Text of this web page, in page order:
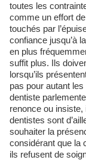
toutes les
comme un effort
touchés par
confiance jusqu’à
en plus
suffit plus. Ils
lorsqu’ils
pas pour autant
dentiste
renonce ou
dentistes sont
souhaiter la
considérant que la
ils refusent de